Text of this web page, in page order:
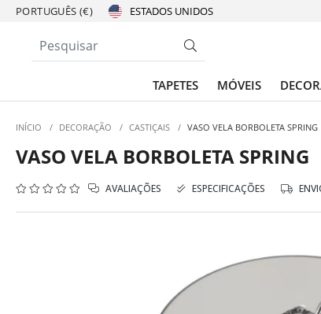
PORTUGUÊS (€)
TAPETES MÓVEIS
INÍCIO / DECORAÇÃO / CASTIÇAIS / VASO VELA BORBOLETA SPRING
VASO VELA BORBOLETA SPRING
AVALIAÇÕES ESPECIFICAÇÕES